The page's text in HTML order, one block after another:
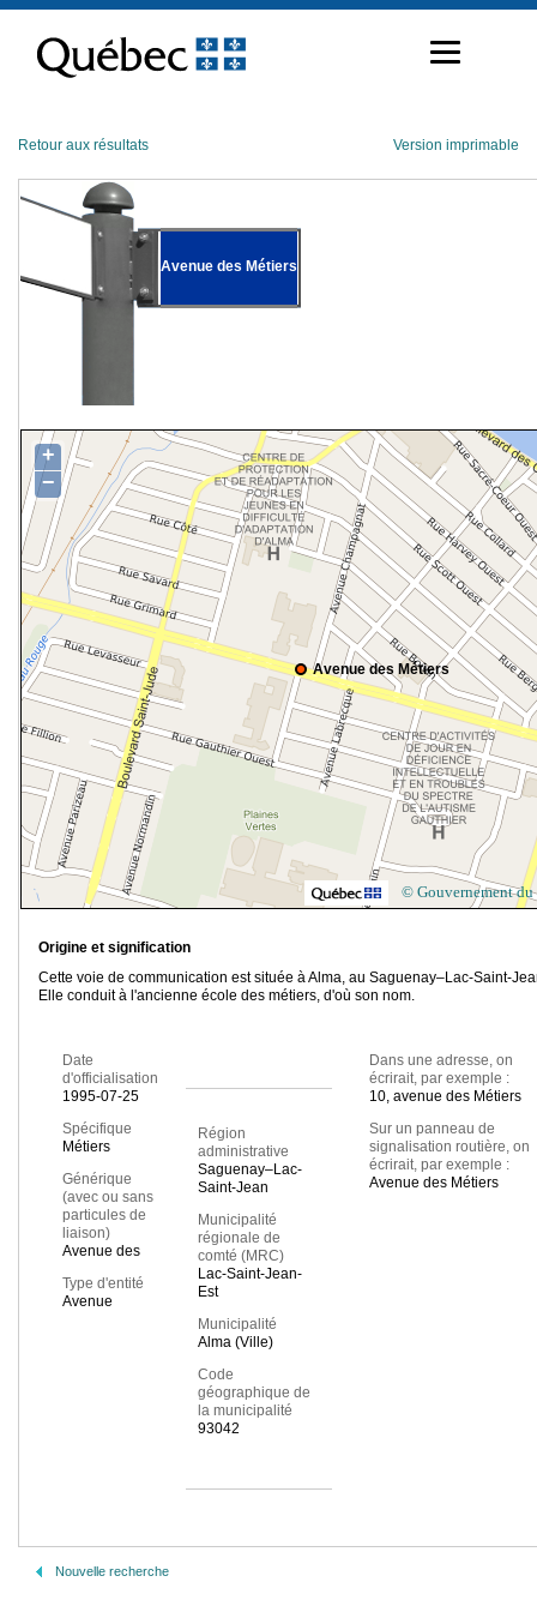
contenu
Retour aux résultats Version imprimable
Avenue des Métiers
Avenue des Métiers
+
−
© Gouvernement du
Origine et signification
Cette voie de communication est située à Alma, au Saguenay–Lac-Saint-
Elle conduit à l'ancienne école des métiers, d'où son nom.
Date
d'officialisation
1995-07-25
Spécifique
Métiers
Générique
(avec ou sans
particules de
liaison)
Avenue des
Type d'entité
Avenue
Région
administrative
Saguenay–Lac-
Saint-Jean
Municipalité
régionale de
comté (MRC)
Lac-Saint-Jean-
Est
Municipalité
Alma (Ville)
Code
géographique de
la municipalité
93042
Dans une adresse, on
écrirait, par exemple :
10, avenue des Métiers
Sur un panneau de
signalisation routière, on
écrirait, par exemple :
Avenue des Métiers
Nouvelle recherche